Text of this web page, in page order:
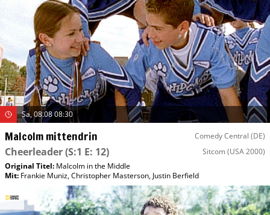
Sa, 08.08 08:30
Malcolm mittendrin Comedy Central (DE)
Cheerleader(S:1 E: 12) Sitcom (USA 2000)
Original Titel: Malcolm in the Middle
Mit: Frankie Muniz,Christopher Masterson, Justin Berfield